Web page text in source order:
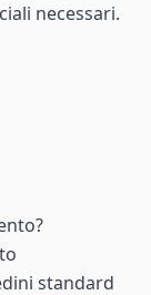
necessari.
standard